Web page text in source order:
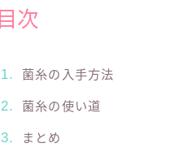
目次
菌糸の入手方法
菌糸の使い道
まとめ